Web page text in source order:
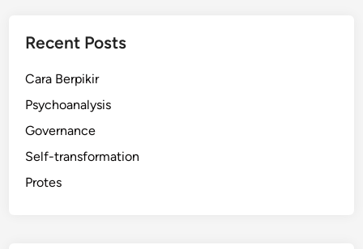
Recent Posts
Cara Berpikir
Psychoanalysis
Governance
Self-transformation
Protes